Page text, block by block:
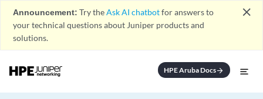
Announcement: Try theAsk AI chatbotfor answers to
your technical questions about Juniper products and
solutions.
close
HPE Aruba Docsarrow_forward